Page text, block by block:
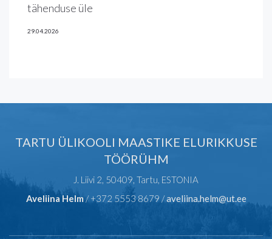
tähenduse üle
29.04.2026
TARTU ÜLIKOOLI MAASTIKE ELURIKKUSE
TÖÖRÜHM
J. Liivi 2, 50409, Tartu, ESTONIA
Aveliina Helm/ +372 5553 8679 /aveliina.helm@ut.ee